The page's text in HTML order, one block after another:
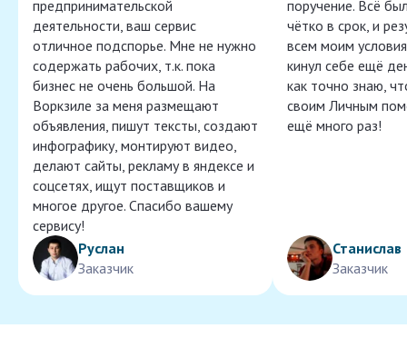
предпринимательской
деятельности, ваш сервис
отличное подспорье. Мне не нужно
содержать рабочих, т.к. пока
бизнес не очень большой. На
Воркзиле за меня размещают
объявления, пишут тексты, создают
инфографику, монтируют видео,
делают сайты, рекламу в яндексе и
соцсетях, ищут поставщиков и
многое другое. Спасибо вашему
сервису!
Руслан
Заказчик
поручение. Всё
чётко в срок, и
всем моим
кинул себе ещё
как точно знаю,
своим Личным
ещё много раз!
Станислав
Заказчик